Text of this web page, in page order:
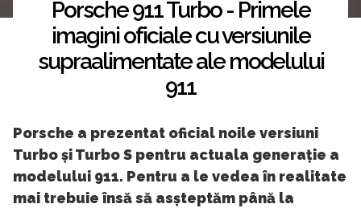
Porsche 911 Turbo - Primele
imagini oficiale cu versiunile
supraalimentate ale modelului
911
Porsche a prezentat oficial noile versiuni
Turbo și Turbo S pentru actuala generație a
modelului 911. Pentru a le vedea în realitate
mai trebuie însă să asșteptăm până la